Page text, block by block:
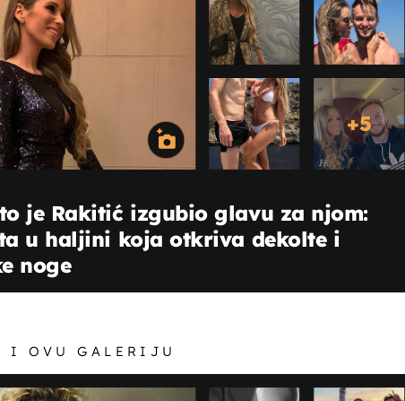
+5
je Rakitić izgubio glavu za njom:
u haljini koja otkriva dekolte i
noge
I OVU GALERIJU